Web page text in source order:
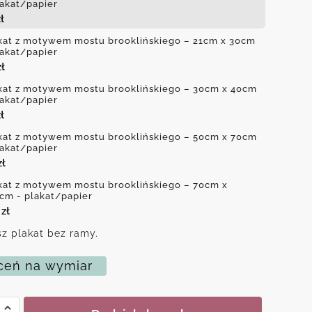
papier
z motywem mostu brooklińskiego – 21cm x 30cm
papier
z motywem mostu brooklińskiego – 30cm x 40cm
papier
z motywem mostu brooklińskiego – 50cm x 70cm
papier
z motywem mostu brooklińskiego – 70cm x
- plakat/papier
zł
plakat bez ramy.
na wymiar